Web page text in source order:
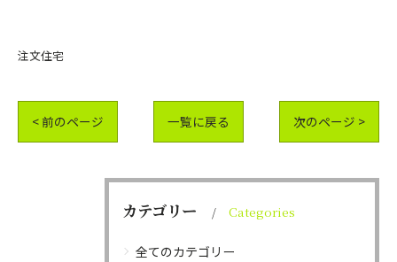
注文住宅
< 前のページ 一覧に戻る 次のページ >
カテゴリー Categories
全てのカテゴリー